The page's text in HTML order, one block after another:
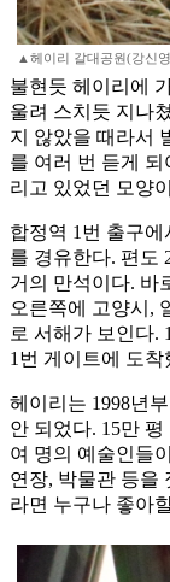
▲헤이리 갈대공원(강신
불현듯 헤이리에
울려 스치듯 지나
지 않았을 때라서
를 여러 번 듣게
리고 있었던 모양
합정역 1번 출구에
를 경유한다. 편도
거의 만석이다. 바
오른쪽에 고양시,
로 서해가 보인다.
1번 게이트에 도착
헤이리는 1998년
안 되었다. 15만
여 명의 예술인들
연장, 박물관 등을
라면 누구나 좋아